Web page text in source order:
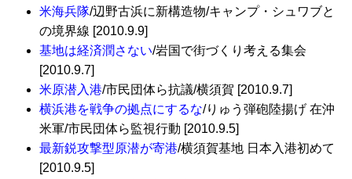
米海兵隊/辺野古浜に新構造物/キャンプ・シュワブと
の境界線 [2010.9.9]
基地は経済潤さない/岩国で街づくり考える集会
[2010.9.7]
米原潜入港/市民団体ら抗議/横須賀 [2010.9.7]
横浜港を戦争の拠点にするな/りゅう弾砲陸揚げ 在沖
米軍/市民団体ら監視行動 [2010.9.5]
最新鋭攻撃型原潜が寄港/横須賀基地 日本入港初めて
[2010.9.5]